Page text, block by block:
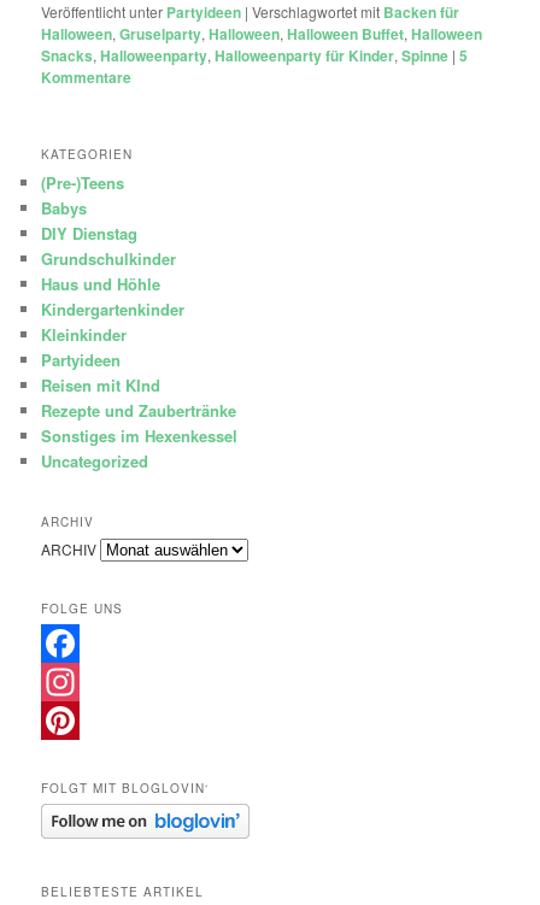
Veröffentlicht unter Partyideen |Verschlagwortet mit Backen für
Halloween,Gruselparty,Halloween,Halloween Buffet,Halloween
Snacks,Halloweenparty,Halloweenparty für Kinder,Spinne |5
Kommentare
KATEGORIEN
(Pre-)Teens
Babys
DIY Dienstag
Grundschulkinder
Haus und Höhle
Kindergartenkinder
Kleinkinder
Partyideen
Reisen mit KInd
Rezepte und Zaubertränke
Sonstiges im Hexenkessel
Uncategorized
ARCHIV
ARCHIV
FOLGE UNS
Facebook
Instagram
FOLGT MIT BLOGLOVIN‘
BELIEBTESTE ARTIKEL